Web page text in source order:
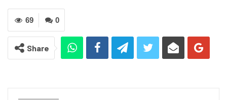
0
69
Share